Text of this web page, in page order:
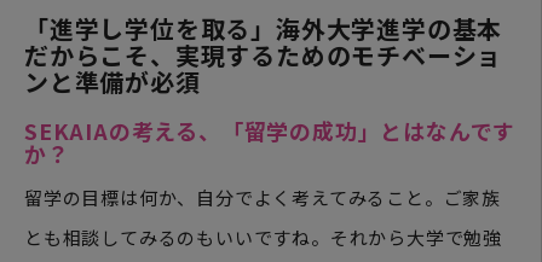
「進学し学位を取る」海外大学進学の基本
だからこそ、実現するためのモチベーショ
ンと準備が必須
SEKAIAの考える、「留学の成功」とはなんです
か？
留学の目標は何か、自分でよく考えてみること。ご家族
とも相談してみるのもいいですね。それから大学で勉強